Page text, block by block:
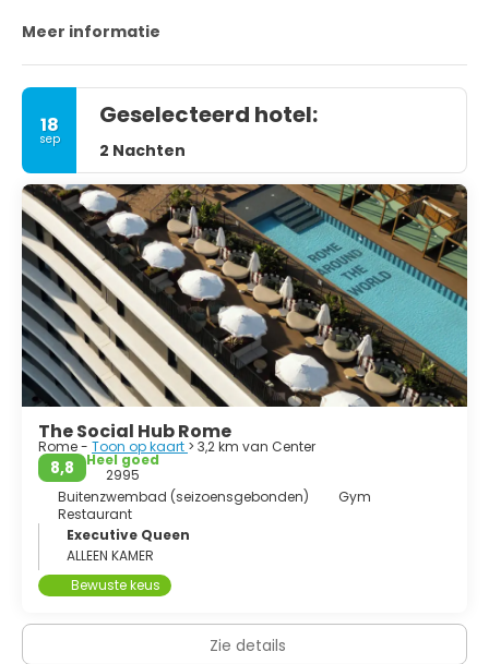
biedt Rome smalle straatjes vol trattoria’s, stijlvolle winkels
Meer informatie
18
sep
Geselecteerd hotel:
2 Nachten
The Social Hub Rome
Rome - Toon op kaart > 3,2 km van Center
8,8
Heel goed
2995
Buitenzwembad (seizoensgebonden)
Gym
Restaurant
Executive Queen
ALLEEN KAMER
Bewuste keus
Zie details